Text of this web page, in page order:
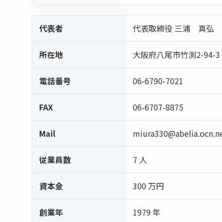
代表者 代表取締役 三浦 真弘
所在地 大阪府八尾市竹渕2-94-3
電話番号 06-6790-7021
FAX 06-6707-8875
Mail
従業員数 7 人
資本金 300 万円
創業年 1979 年